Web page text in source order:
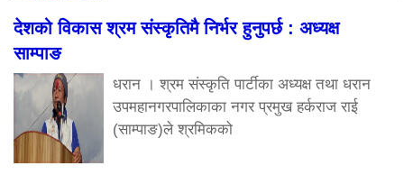
देशको विकास श्रम संस्कृतिमै निर्भर हुनुपर्छ : अध्यक्ष
साम्पाङ
धरान । श्रम संस्कृति पार्टीका अध्यक्ष तथा धरान
उपमहानगरपालिकाका नगर प्रमुख हर्कराज राई
(साम्पाङ)ले श्रमिकको